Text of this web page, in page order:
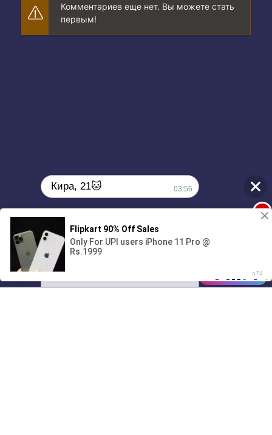
Комментариев еще нет. Вы можете стать
первым!
01/07
00:00
Кира, 21🐱 03:56
Поиграешь со мной? 💖🐾
03:56
1